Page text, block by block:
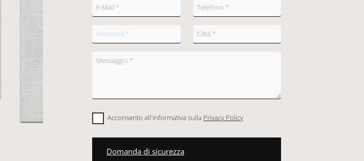
Acconsento all'informativa sulla Privacy Policy
Domanda di sicurezza